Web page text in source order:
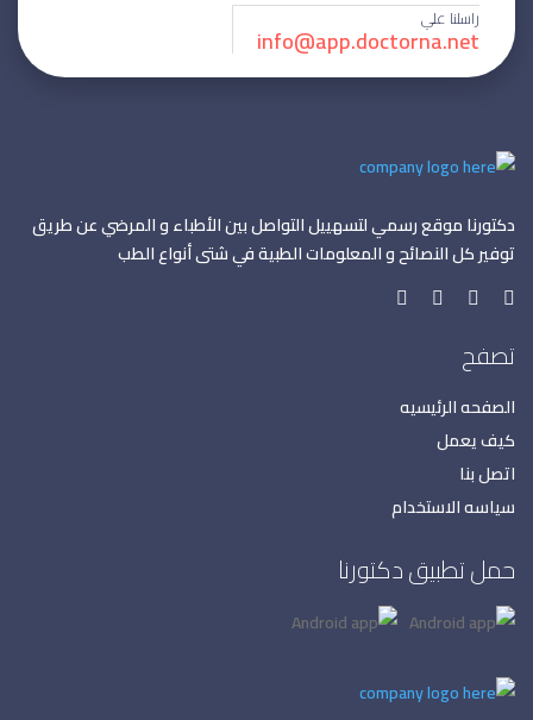
راسلنا علي
info@app.doctorna.net
دكتورنا موقع رسمي لتسهييل التواصل بين الأطباء و المرضي عن طريق
توفير كل النصائح و المعلومات الطبية في شتى أنواع الطب
تصفح
الصفحه الرئيسيه
كيف يعمل
اتصل بنا
سياسه الاستخدام
حمل تطبيق دكتورنا